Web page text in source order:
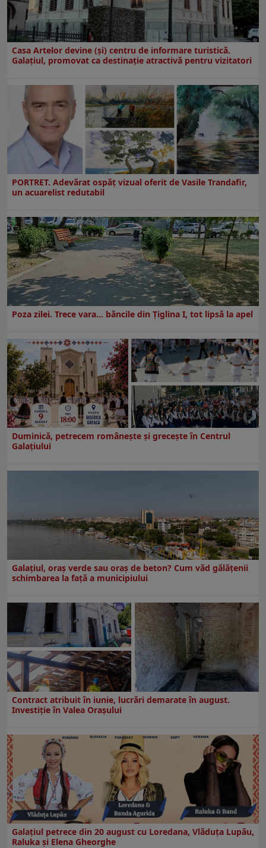
Casa Artelor devine (şi) centru de informare turistică.
Galaţiul, promovat ca destinaţie atractivă pentru vizitatori
PORTRET. Adevărat ospăț vizual oferit de Vasile Trandafir,
un acuarelist redutabil
Poza zilei. Trece vara… băncile din Ţiglina I, tot lipsă la apel
Duminică, petrecem româneşte şi greceşte în Centrul
Galaţiului
Galațiul, oraș verde sau oraș de beton? Cum văd gălățenii
schimbarea la față a municipiului
Contract atribuit în iunie, lucrări demarate în august.
Investiţie în Valea Oraşului
Galaţiul petrece din 20 august cu Loredana, Vlăduța Lupău,
Raluka și Elena Gheorghe